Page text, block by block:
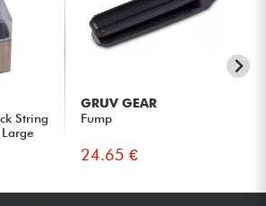
String
GRUV GEAR
Fump
24.65 €